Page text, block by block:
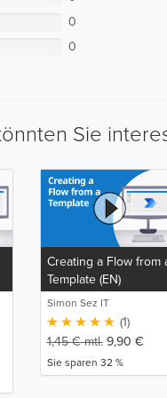
0
0
Sie
Creating a Flow from
Template (EN)
Simon Sez IT
(1)
1,45€mtl. 9,90 €
Sie sparen 32 %